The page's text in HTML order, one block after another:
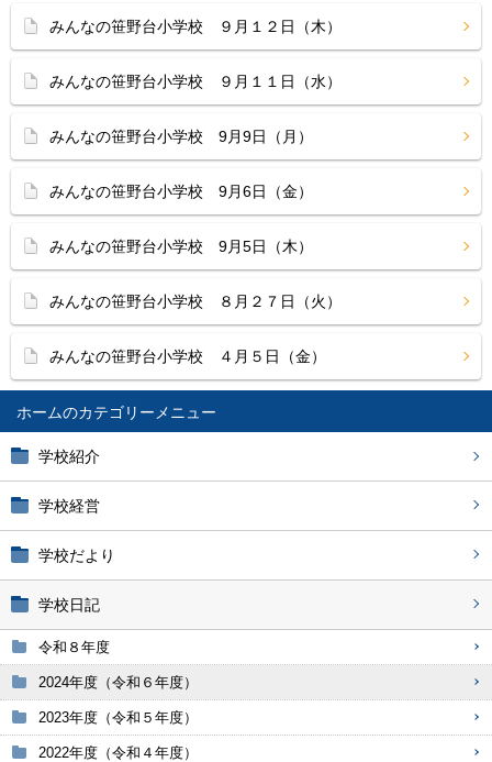
ホーム
学校紹介
学校経営
学校だより
学校日記
令和８年度
2024年度（令和６年度）
2023年度（令和５年度）
2022年度（令和４年度）
みんなの笹野台小学校 ９月１２日（木）
みんなの笹野台小学校 ９月１１日（水）
みんなの笹野台小学校 9月9日（月）
みんなの笹野台小学校 9月6日（金）
みんなの笹野台小学校 9月5日（木）
みんなの笹野台小学校 ８月２７日（火）
みんなの笹野台小学校 ４月５日（金）